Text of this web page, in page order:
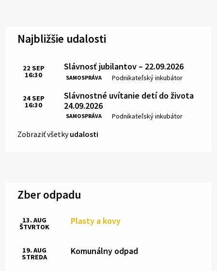
Najbližšie udalosti
Slávnosť jubilantov – 22.09.2026
SAMOSPRÁVA Miesto:
Podnikateľský inkubátor
Čas:
22 SEP
16:30
Slávnostné uvítanie detí do života
24.09.2026
SAMOSPRÁVA Miesto:
Podnikateľský inkubátor
Čas:
24SEP
16:30
Zobraziť všetkyudalosti
Zber odpadu
Plasty a kovy
13. AUG
ŠTVRTOK
Komunálny odpad
19. AUG
STREDA